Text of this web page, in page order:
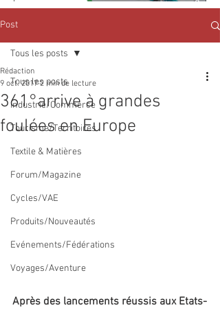
Post
Tous les posts
Industrie/Commerce
Tourisme/Territoires
Textile & Matières
Forum/Magazine
Cycles/VAE
Produits/Nouveautés
Evénements/Fédérations
Voyages/Aventure
Tous les posts
361°arrive à grandes
foulées en Europe
Rédaction
9 oct. 2017 2 min de lecture
Après des lancements réussis aux Etats-